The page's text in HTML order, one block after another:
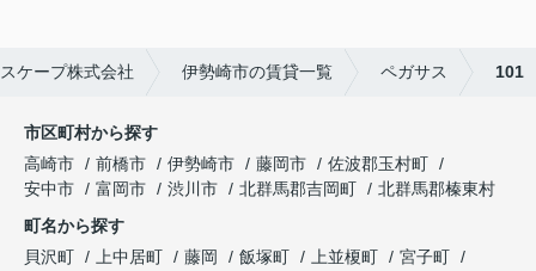
ケープ株式会社 伊勢崎市の賃貸一覧 ペガサス 101
市区町村から探す
高崎市
前橋市 伊勢崎市 藤岡市
佐波郡玉村町
安中市
富岡市 渋川市 北群馬郡吉岡町
北群馬郡榛東村
町名から探す
貝沢町
上中居町 藤岡 飯塚町 上並榎町
宮子町